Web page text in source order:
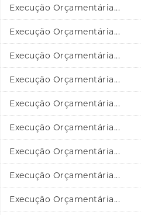
Execução Orçamentária...
Execução Orçamentária...
Execução Orçamentária...
Execução Orçamentária...
Execução Orçamentária...
Execução Orçamentária...
Execução Orçamentária...
Execução Orçamentária...
Execução Orçamentária...